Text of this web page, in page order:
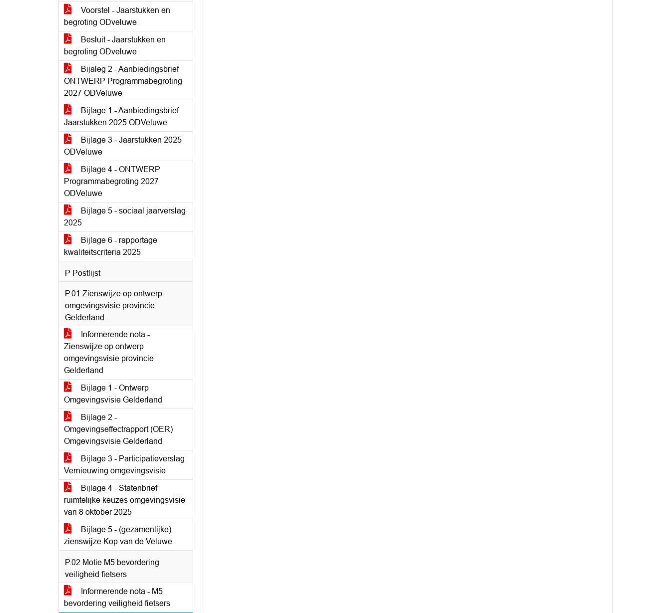
Voorstel - Jaarstukken en
begroting ODveluwe
Besluit - Jaarstukken en
begroting ODveluwe
Bijaleg 2 - Aanbiedingsbrief
ONTWERP Programmabegroting
2027 ODVeluwe
Bijlage 1 - Aanbiedingsbrief
Jaarstukken 2025 ODVeluwe
Bijlage 3 - Jaarstukken 2025
ODVeluwe
Bijlage 4 - ONTWERP
Programmabegroting 2027
ODVeluwe
Bijlage 5 - sociaal jaarverslag
2025
Bijlage 6 - rapportage
kwaliteitscriteria 2025
P Postlijst
P.01 Zienswijze op ontwerp
omgevingsvisie provincie
Gelderland.
Informerende nota -
Zienswijze op ontwerp
omgevingsvisie provincie
Gelderland
Bijlage 1 - Ontwerp
Omgevingsvisie Gelderland
Bijlage 2 -
Omgevingseffectrapport (OER)
Omgevingsvisie Gelderland
Bijlage 3 - Participatieverslag
Vernieuwing omgevingsvisie
Bijlage 4 - Statenbrief
ruimtelijke keuzes omgevingsvisie
van 8 oktober 2025
Bijlage 5 - (gezamenlijke)
zienswijze Kop van de Veluwe
P.02 Motie M5 bevordering
veiligheid fietsers
Informerende nota - M5
bevordering veiligheid fietsers